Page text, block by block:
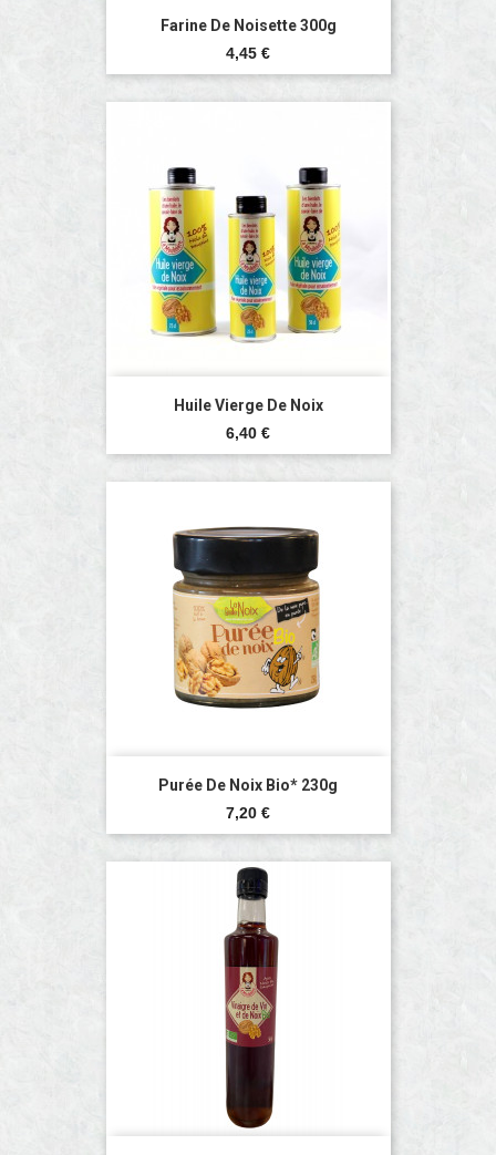
Farine De Noisette 300g
Prix
4,45 €
Huile Vierge De Noix
Prix
6,40 €
Purée De Noix Bio* 230g
Prix
7,20 €